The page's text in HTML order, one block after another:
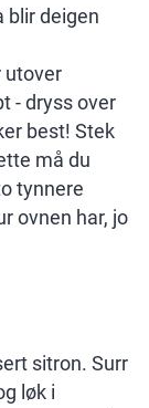
blir deigen
utover
- dryss over
best! Stek
må du
tynnere
ovnen har, jo
sitron. Surr
løk i